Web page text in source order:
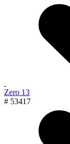
Zero 13
# 53417